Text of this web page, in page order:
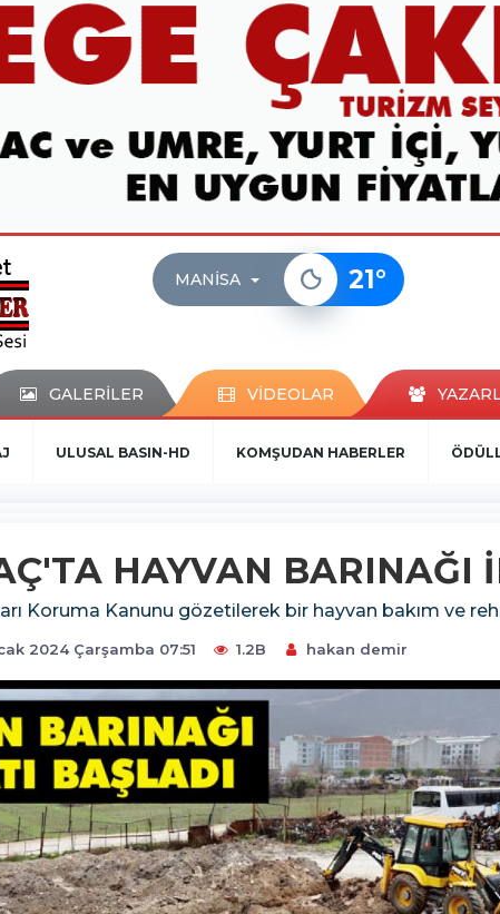
MANISA 21°
GALERİLER VİDEOLAR
ULUSAL BASIN-HD KOMŞUDAN HABERLER
HAYVAN BARINAĞI
Koruma Kanunu gözetilerek bir hayvan bakım ve
2024 Çarşamba 07:51 1.2B hakan demir